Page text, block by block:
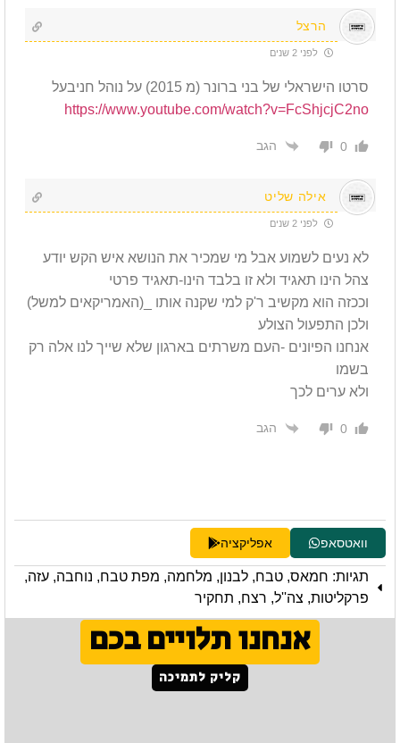
הרצל
לפני 2 שנים
סרטו הישראלי של בני ברונר (מ 2015) על נוהל חניבעל
https://www.youtube.com/watch?v=FcShjcjC2no
0 הגב
אילה שליט
לפני 2 שנים
לא נעים לשמוע אבל מי שמכיר את הנושא איש הקש יודע
צהל הינו תאגיד ולא זו בלבד הינו-תאגיד פרטי
וככזה הוא מקשיב ר'ק למי שקנה אותו _(האמריקאים למשל)
ולכן התפעול הצולע
אנחנו הפיונים -העם משרתים בארגון שלא שייך לנו אלה רק
בשמו
ולא ערים לכך
0 הגב
וואטסאפ אפליקציה
תגיות: חמאס, טבח, לבנון, מלחמה, מפת טבח, נוחבה, עזה,
פרקליטות, צה''ל, רצח, תחקיר
אנחנו תלויים בכם
קליק לתמיכה